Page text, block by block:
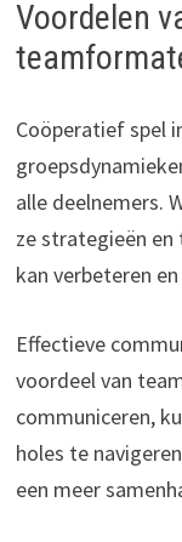
Voordelen
Coöperatief spel
alle deelnemers.
ze strategieën
kan verbeteren
Effectieve
voordeel van
communiceren,
holes te
een meer